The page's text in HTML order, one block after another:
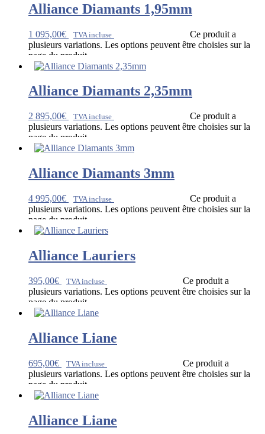
Alliance Diamants 1,95mm
1 095,00€ TVA incluse
Ce produit a
plusieurs variations. Les options peuvent être choisies sur la
page du produit
Alliance Diamants 2,35mm
2 895,00€ TVA incluse
Ce produit a
plusieurs variations. Les options peuvent être choisies sur la
page du produit
Alliance Diamants 3mm
4 995,00€ TVA incluse
Ce produit a
plusieurs variations. Les options peuvent être choisies sur la
page du produit
Alliance Lauriers
395,00€ TVA incluse
Ce produit a
plusieurs variations. Les options peuvent être choisies sur la
page du produit
Alliance Liane
695,00€ TVA incluse
Ce produit a
plusieurs variations. Les options peuvent être choisies sur la
page du produit
Alliance Liane